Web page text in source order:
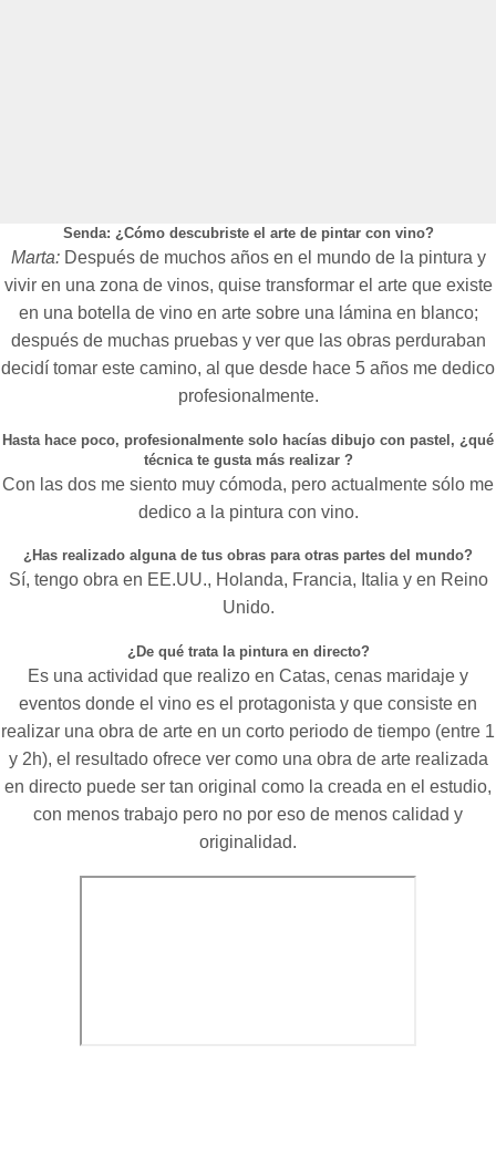
Senda: ¿Cómo descubriste el arte de pintar con vino?
Marta:Después de muchos años en el mundo de la pintura y
vivir en una zona de vinos, quise transformar el arte que existe
en una botella de vino en arte sobre una lámina en blanco;
después de muchas pruebas y ver que las obras perduraban
decidí tomar este camino, al que desde hace 5 años me dedico
profesionalmente.
Hasta hace poco, profesionalmente solo hacías dibujo con pastel, ¿qué
técnica te gusta más realizar ?
Con las dos me siento muy cómoda, pero actualmente sólo me
dedico a la pintura con vino.
¿Has realizado alguna de tus obras para otras partes del mundo?
Sí, tengo obra en EE.UU., Holanda, Francia, Italia y en Reino
Unido.
¿De qué trata la pintura en directo?
Es una actividad que realizo en Catas, cenas maridaje y
eventos donde el vino es el protagonista y que consiste en
realizar una obra de arte en un corto periodo de tiempo (entre 1
y 2h), el resultado ofrece ver como una obra de arte realizada
en directo puede ser tan original como la creada en el estudio,
con menos trabajo pero no por eso de menos calidad y
originalidad.